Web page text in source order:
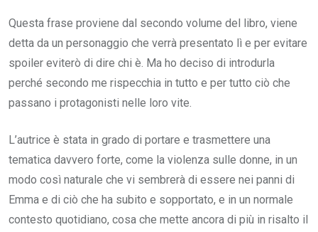
Questa frase proviene dal secondo volume del libro, viene
detta da un personaggio che verrà presentato lì e per evitare
spoiler eviterò di dire chi è. Ma ho deciso di introdurla
perché secondo me rispecchia in tutto e per tutto ciò che
passano i protagonisti nelle loro vite.
L’autrice è stata in grado di portare e trasmettere una
tematica davvero forte, come la violenza sulle donne, in un
modo così naturale che vi sembrerà di essere nei panni di
Emma e di ciò che ha subito e sopportato, e in un normale
contesto quotidiano, cosa che mette ancora di più in risalto il